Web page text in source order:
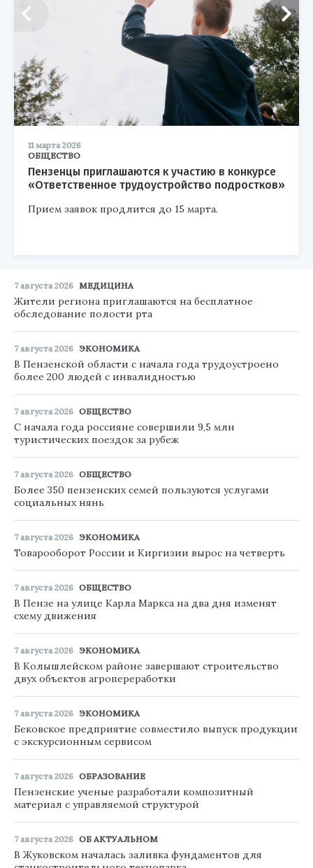
11 марта 2026
ОБЩЕСТВО
Пензенцы приглашаются к участию в конкурсе
«Ответственное трудоустройство подростков»
Прием заявок продлится до 15 марта.
7 августа 2026 МЕДИЦИНА
Жители региона приглашаются на бесплатное
обследование полости рта
7 августа 2026 ЭКОНОМИКА
В Пензенской области с начала года трудоустроено
более 200 людей с инвалидностью
7 августа 2026 ОБЩЕСТВО
С начала года россияне совершили 9,5 млн
туристических поездок за рубеж
7 августа 2026 ОБЩЕСТВО
Более 350 пензенских семей пользуются услугами
социальных нянь
7 августа 2026 ЭКОНОМИКА
Товарооборот России и Киргизии вырос на четверть
7 августа 2026 ОБЩЕСТВО
В Пензе на улице Карла Маркса на два дня изменят
схему движения
7 августа 2026 ЭКОНОМИКА
В Колышлейском районе завершают строительство
двух объектов агропереработки
7 августа 2026 ЭКОНОМИКА
Бековское предприятие совместило выпуск продукции
с экскурсионным сервисом
7 августа 2026 ОБРАЗОВАНИЕ
Пензенские ученые разработали композитный
материал с управляемой структурой
7 августа 2026 ОБ АКТУАЛЬНОМ
В Жуковском началась заливка фундаментов для